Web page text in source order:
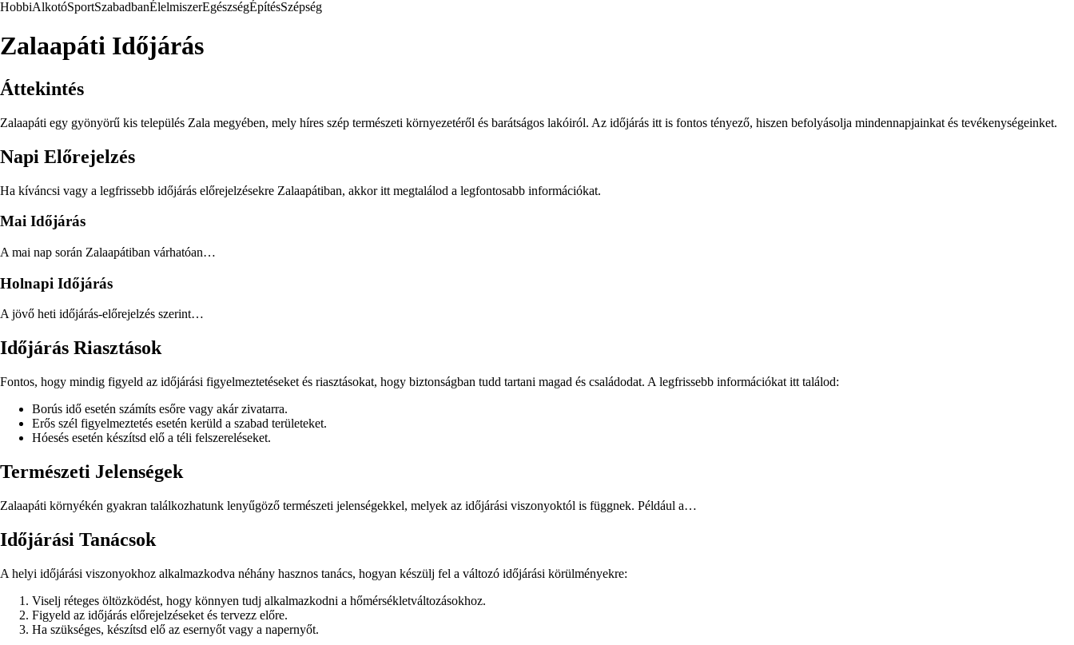
HobbiAlkotóSportSzabadbanÉlelmiszerEgészségÉpítésSzépség
Zalaapáti Időjárás
Áttekintés
Zalaapáti egy gyönyörű kis település Zala megyében, mely híres szép természeti környezetéről és barátságos lakóiról. Az időjárás itt is fontos tényező, hiszen befolyásolja mindennapjainkat és tevékenységeinket.
Napi Előrejelzés
Ha kíváncsi vagy a legfrissebb időjárás előrejelzésekre Zalaapátiban, akkor itt megtalálod a legfontosabb információkat.
Mai Időjárás
A mai nap során Zalaapátiban várhatóan…
Holnapi Időjárás
A jövő heti időjárás-előrejelzés szerint…
Időjárás Riasztások
Fontos, hogy mindig figyeld az időjárási figyelmeztetéseket és riasztásokat, hogy biztonságban tudd tartani magad és családodat. A legfrissebb információkat itt találod:
Borús idő esetén számíts esőre vagy akár zivatarra.
Erős szél figyelmeztetés esetén kerüld a szabad területeket.
Hóesés esetén készítsd elő a téli felszereléseket.
Természeti Jelenségek
Zalaapáti környékén gyakran találkozhatunk lenyűgöző természeti jelenségekkel, melyek az időjárási viszonyoktól is függnek. Például a…
Időjárási Tanácsok
A helyi időjárási viszonyokhoz alkalmazkodva néhány hasznos tanács, hogyan készülj fel a változó időjárási körülményekre:
Viselj réteges öltözködést, hogy könnyen tudj alkalmazkodni a hőmérsékletváltozásokhoz.
Figyeld az időjárás előrejelzéseket és tervezz előre.
Ha szükséges, készítsd elő az esernyőt vagy a napernyőt.